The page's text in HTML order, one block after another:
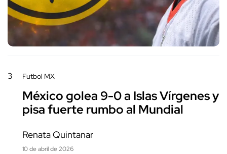
3 Futbol MX
México golea 9-0 a Islas Vírgenes y
pisa fuerte rumbo al Mundial
Renata Quintanar
10 de abril de 2026